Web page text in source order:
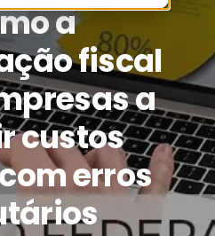
a
fiscal
a
custos
erros